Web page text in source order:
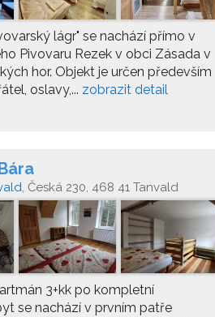
lágr" se nachází přímo v
Pivovaru Rezek v obci Zásada v
hor. Objekt je určen především
oslavy,... zobrazit detail
, Česká 230, 468 41 Tanvald
3+kk po kompletní
se nachází v prvním patře